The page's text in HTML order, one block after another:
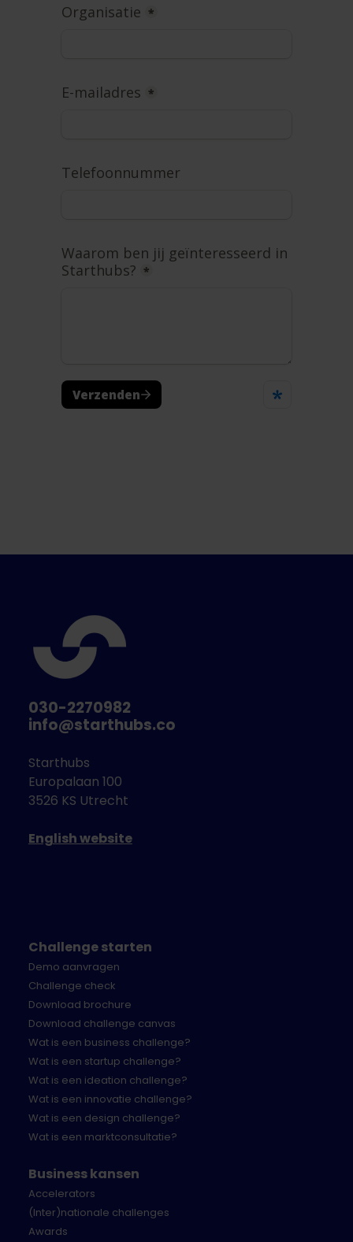
030-2270982
info@starthubs.co
Starthubs
Europalaan 100
3526 KS Utrecht
English website
Challenge starten
Demo aanvragen
Challenge check
Download brochure
Download challenge canvas
Wat is een business challenge?
Wat is een startup challenge?
Wat is een ideation challenge?
Wat is een innovatie challenge?
Wat is een design challenge?
Wat is een marktconsultatie?
Business kansen
Accelerators
(Inter)nationale challenges
Awards